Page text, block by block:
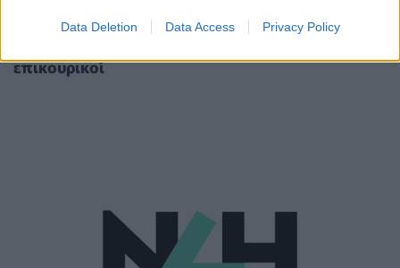
Data Deletion Data Access Privacy Policy
Υπουργείο Υγείας: Ποιοι γιατροί μπορούν να
επικουρικοί